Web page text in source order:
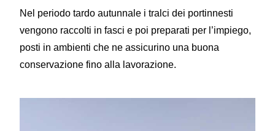
Nel periodo tardo autunnale i tralci dei portinnesti
vengono raccolti in fasci e poi preparati per l’impiego,
posti in ambienti che ne assicurino una buona
conservazione fino alla lavorazione.